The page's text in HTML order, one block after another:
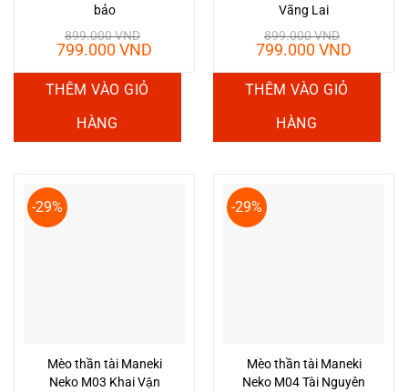
bảo
899.000VND
Giá
là:
899.000 VND.
799.000VND
THÊM VÀO GIỎ
HÀNG
Vãng Lai
899.000VND
Giá
là:
899.000 VND.
799.000VND
THÊM VÀO GIỎ
HÀNG
-29%
Mèo thần tài Maneki
Neko M03 Khai Vận
-29%
Mèo thần tài Maneki
Neko M04 Tài Nguyên